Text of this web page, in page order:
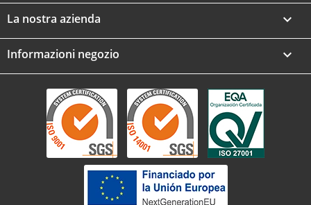
La nostra azienda 
Informazioni negozio keyboard_arrow_down